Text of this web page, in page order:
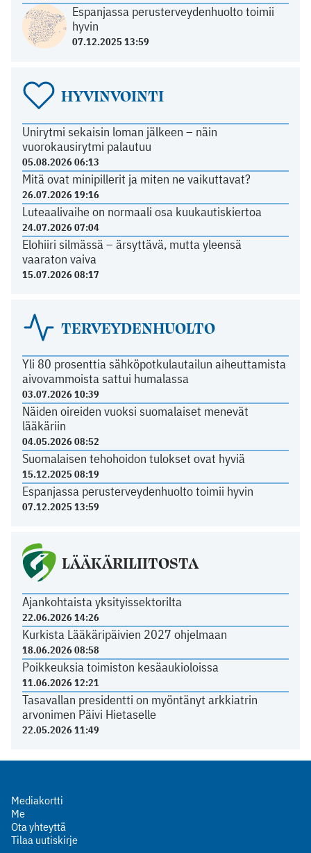
Espanjassa perusterveydenhuolto toimii
hyvin
07.12.2025 13:59
HYVINVOINTI
Unirytmi sekaisin loman jälkeen – näin
vuorokausirytmi palautuu
05.08.2026 06:13
Mitä ovat minipillerit ja miten ne vaikuttavat?
26.07.2026 19:16
Luteaalivaihe on normaali osa kuukautiskiertoa
24.07.2026 07:04
Elohiiri silmässä – ärsyttävä, mutta yleensä
vaaraton vaiva
15.07.2026 08:17
TERVEYDENHUOLTO
Yli 80 prosenttia sähköpotkulautailun aiheuttamista
aivovammoista sattui humalassa
03.07.2026 10:39
Näiden oireiden vuoksi suomalaiset menevät
lääkäriin
04.05.2026 08:52
Suomalaisen tehohoidon tulokset ovat hyviä
15.12.2025 08:19
Espanjassa perusterveydenhuolto toimii hyvin
07.12.2025 13:59
LÄÄKÄRILIITOSTA
Ajankohtaista yksityissektorilta
22.06.2026 14:26
Kurkista Lääkäripäivien 2027 ohjelmaan
18.06.2026 08:58
Poikkeuksia toimiston kesäaukioloissa
11.06.2026 12:21
Tasavallan presidentti on myöntänyt arkkiatrin
arvonimen Päivi Hietaselle
22.05.2026 11:49
Mediakortti
Me
Ota yhteyttä
Tilaa uutiskirje